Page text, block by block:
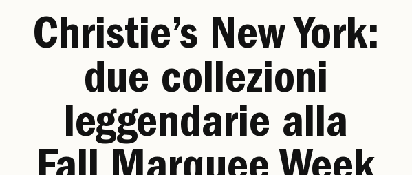
Christie’s New York:
due collezioni
leggendarie alla